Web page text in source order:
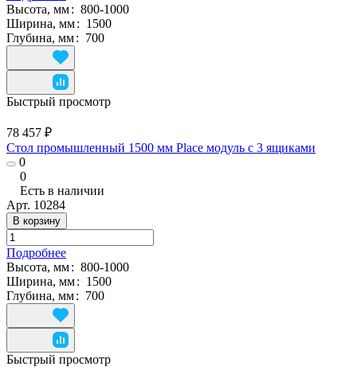
Высота, мм: 800-1000
Ширина, мм: 1500
Глубина, мм: 700
Быстрый просмотр
78 457 ₽
Стол промышленный 1500 мм Place модуль с 3 ящиками
0
0
Есть в наличии
Арт. 10284
В корзину
Подробнее
Высота, мм: 800-1000
Ширина, мм: 1500
Глубина, мм: 700
Быстрый просмотр